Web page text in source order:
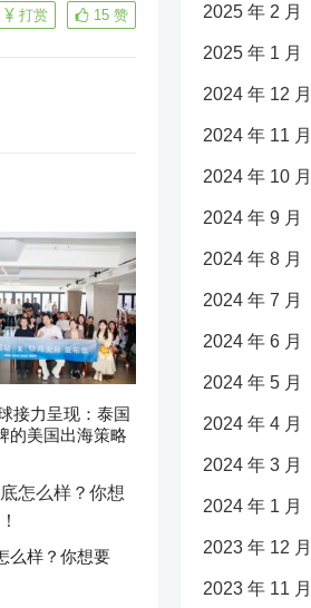
15 赞
打赏
接力呈现：泰国
的美国出海策略
么样？你想要
2025 年 2 月
2025 年 1 月
2024 年 12 月
2024 年 11 月
2024 年 10 月
2024 年 9 月
2024 年 8 月
2024 年 7 月
2024 年 6 月
2024 年 5 月
2024 年 4 月
2024 年 3 月
2024 年 1 月
2023 年 12 月
2023 年 11 月